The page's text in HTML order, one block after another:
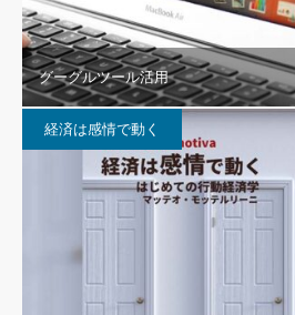
グーグルツール活用
経済は感情で動く